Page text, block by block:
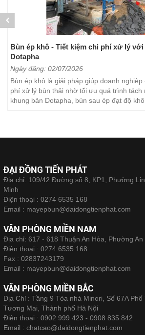
Bùn ép khô - Tiết kiệm chi phí xử lý
Dotapha
Ngày đăng: 02/07/2026
Bùn ép khô là giải pháp giúp doanh
phí xử lý bùn thải nhờ tối ưu quá trình tách
khung bản Dotapha, bùn sau ép đạt độ
ĐẠI ĐỒNG TIẾN PHÁT
Địa chỉ: 109/42 Đường số 8, KP1, Phường
Minh
Điện thoại : 0274 6535 168
Email : mayepbun@daidongtienphat.com
VĂN PHÒNG MIỀN NAM
Địa chỉ: 617 - 618 Thuận An Hòa, Phường An
Điện thoại : 0274 6535 168
Fax : 02837243179
Email : mayepbun@daidongtienphat.com
VĂN PHÒNG MIỀN BẮC
Địa Chỉ : Tầng 9 Tòa nhà Minori, Số 67A
Tương Mai, Thành phố Hà Nội
Điện thoại : 0902 999 423 - 0908 835 842
Email : chatcao@daidongtienphat.com